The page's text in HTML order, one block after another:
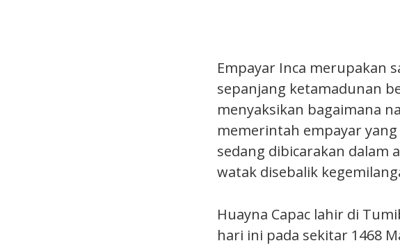
Empayar Inca merupakan
sepanjang ketamadunan
menyaksikan bagaimana
memerintah empayar
sedang dibicarakan dalam
watak disebalik
Huayna Capac lahir di
hari ini pada sekitar 1468